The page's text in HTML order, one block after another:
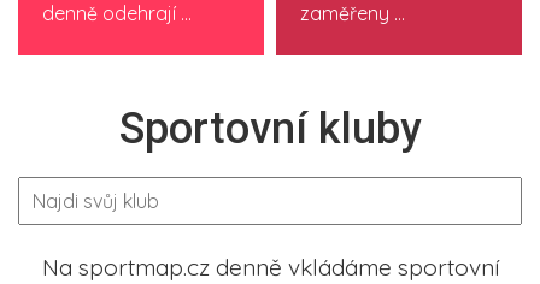
denně odehrají ...
zaměřeny ...
Sportovní kluby
Na sportmap.cz denně vkládáme sportovní